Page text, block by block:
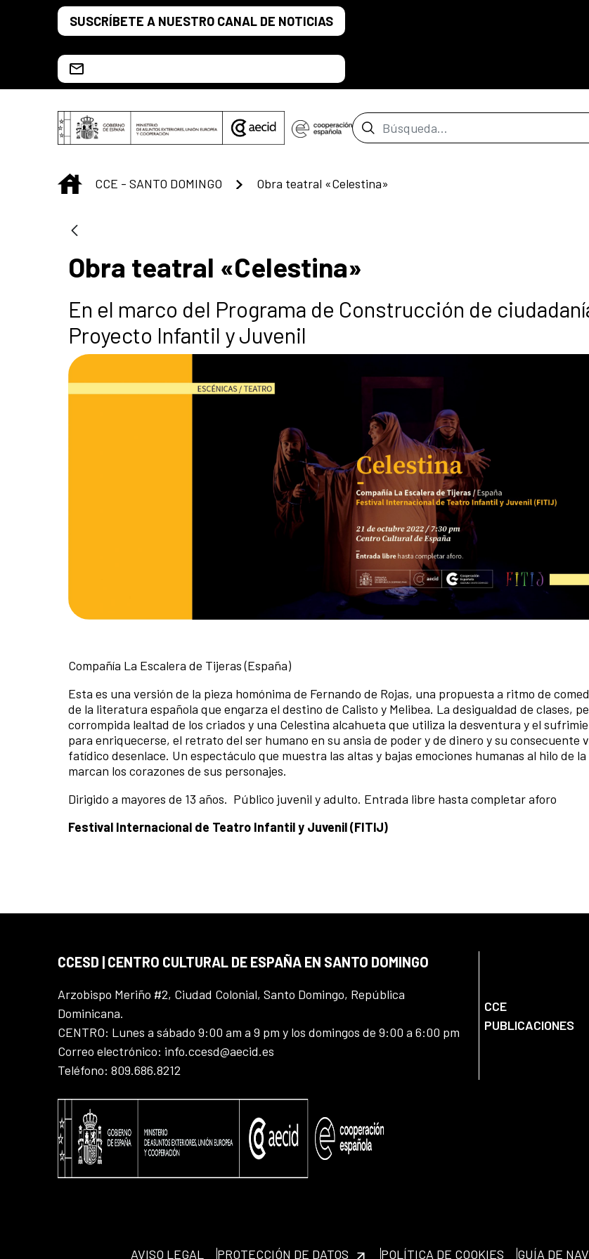
Saltar al contenido principal
SUSCRÍBETE A NUESTRO CANAL DE NOTICIAS
Barra de búsqueda
INICIO
CCE - SANTO DOMINGO Obra teatral «Celestina»
Obra teatral «Celestina»
En el marco del Programa de Construcción de
Proyecto Infantil y Juvenil
Compañía La Escalera de Tijeras (España)
Esta es una versión de la pieza homónima de Fernando de Rojas, una propuesta a ritmo de
de la literatura española que engarza el destino de Calisto y Melibea. La desigualdad de clases,
corrompida lealtad de los criados y una Celestina alcahueta que utiliza la desventura y el
para enriquecerse, el retrato del ser humano en su ansia de poder y de dinero y su consecuente
fatídico desenlace. Un espectáculo que muestra las altas y bajas emociones humanas al hilo de
marcan los corazones de sus personajes.
Dirigido a mayores de 13 años. Público juvenil y adulto. Entrada libre hasta completar aforo
Festival Internacional de Teatro Infantil y Juvenil (FITIJ)
CCESD | CENTRO CULTURAL DE ESPAÑA EN SANTO DOMINGO
Arzobispo Meriño #2, Ciudad Colonial, Santo Domingo, República
Dominicana.
CENTRO: Lunes a sábado 9:00 am a 9 pm y los domingos de 9:00 a 6:00 pm
Correo electrónico: info.ccesd@aecid.es
Teléfono: 809.686.8212
CCE
PUBLICACIONES
AVISO LEGAL PROTECCIÓN DE DATOS POLÍTICA DE COOKIES GUÍA DE